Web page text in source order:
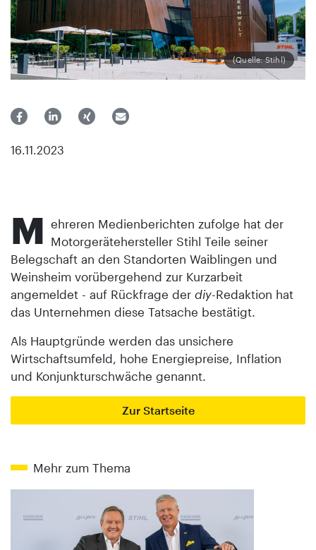
(Quelle: Stihl)
16.11.2023
M ehreren Medienberichten zufolge hat der
Motorgerätehersteller Stihl Teile seiner
Belegschaft an den Standorten Waiblingen und
Weinsheim vorübergehend zur Kurzarbeit
angemeldet - auf Rückfrage der diy-Redaktion hat
das Unternehmen diese Tatsache bestätigt.
Als Hauptgründe werden das unsichere
Wirtschaftsumfeld, hohe Energiepreise, Inflation
und Konjunkturschwäche genannt.
Zur Startseite
Mehr zum Thema